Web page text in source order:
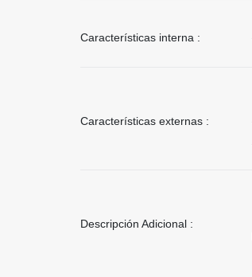
Características interna :
Características externas :
Descripción Adicional :